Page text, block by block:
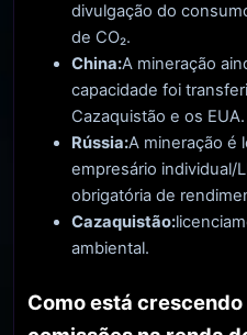
divulgação do
de CO₂.
China:A mineração
capacidade foi
Cazaquistão e os EUA.
Rússia:A mineração é
empresário individual/
obrigatória de
Cazaquistão:
ambiental.
Como está